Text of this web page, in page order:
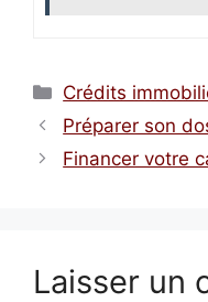
Catégories
Crédits
Préparer son
Financer votre
Laisser un